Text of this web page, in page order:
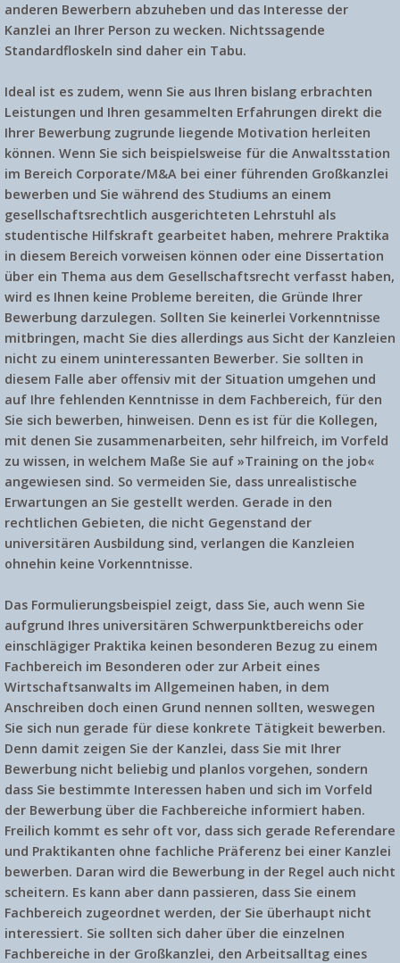
anderen Bewerbern abzuheben und das Interesse der
Kanzlei an Ihrer Person zu wecken. Nichtssagende
Standardfloskeln sind daher ein Tabu.
Ideal ist es zudem, wenn Sie aus Ihren bislang erbrachten
Leistungen und Ihren gesammelten Erfahrungen direkt die
Ihrer Bewerbung zugrunde liegende Motivation herleiten
können. Wenn Sie sich beispielsweise für die Anwaltsstation
im Bereich Corporate/M&A bei einer führenden Großkanzlei
bewerben und Sie während des Studiums an einem
gesellschaftsrechtlich ausgerichteten Lehrstuhl als
studentische Hilfskraft gearbeitet haben, mehrere Praktika
in diesem Bereich vorweisen können oder eine Dissertation
über ein Thema aus dem Gesellschaftsrecht verfasst haben,
wird es Ihnen keine Probleme bereiten, die Gründe Ihrer
Bewerbung darzulegen. Sollten Sie keinerlei Vorkenntnisse
mitbringen, macht Sie dies allerdings aus Sicht der Kanzleien
nicht zu einem uninteressanten Bewerber. Sie sollten in
diesem Falle aber offensiv mit der Situation umgehen und
auf Ihre fehlenden Kenntnisse in dem Fachbereich, für den
Sie sich bewerben, hinweisen. Denn es ist für die Kollegen,
mit denen Sie zusammenarbeiten, sehr hilfreich, im Vorfeld
zu wissen, in welchem Maße Sie auf »Training on the job«
angewiesen sind. So vermeiden Sie, dass unrealistische
Erwartungen an Sie gestellt werden. Gerade in den
rechtlichen Gebieten, die nicht Gegenstand der
universitären Ausbildung sind, verlangen die Kanzleien
ohnehin keine Vorkenntnisse.
Das Formulierungsbeispiel zeigt, dass Sie, auch wenn Sie
aufgrund Ihres universitären Schwerpunktbereichs oder
einschlägiger Praktika keinen besonderen Bezug zu einem
Fachbereich im Besonderen oder zur Arbeit eines
Wirtschaftsanwalts im Allgemeinen haben, in dem
Anschreiben doch einen Grund nennen sollten, weswegen
Sie sich nun gerade für diese konkrete Tätigkeit bewerben.
Denn damit zeigen Sie der Kanzlei, dass Sie mit Ihrer
Bewerbung nicht beliebig und planlos vorgehen, sondern
dass Sie bestimmte Interessen haben und sich im Vorfeld
der Bewerbung über die Fachbereiche informiert haben.
Freilich kommt es sehr oft vor, dass sich gerade Referendare
und Praktikanten ohne fachliche Präferenz bei einer Kanzlei
bewerben. Daran wird die Bewerbung in der Regel auch nicht
scheitern. Es kann aber dann passieren, dass Sie einem
Fachbereich zugeordnet werden, der Sie überhaupt nicht
interessiert. Sie sollten sich daher über die einzelnen
Fachbereiche in der Großkanzlei, den Arbeitsalltag eines